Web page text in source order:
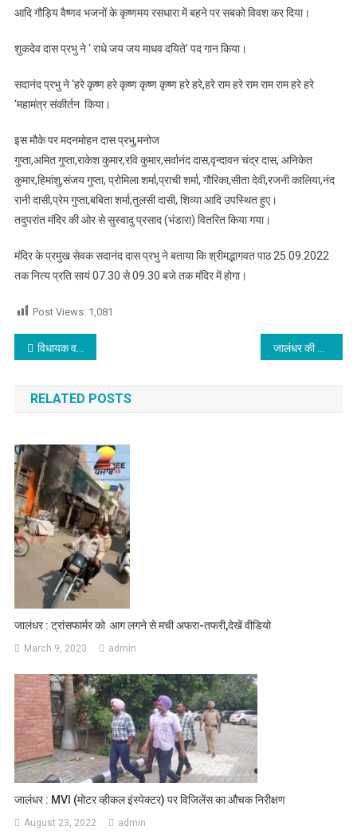
आदि गौड़िय वैष्णव भजनों के कृष्णमय रसधारा में बहने पर सबको विवश कर दिया।
शुकदेव दास प्रभु ने ‘ राधे जय जय माधव दयिते’ पद गान किया।
सदानंद प्रभु ने ‘हरे कृष्ण हरे कृष्ण कृष्ण कृष्ण हरे हरे,हरे राम हरे राम राम राम हरे हरे
‘महामंत्र संकीर्तन किया।
इस मौके पर मदनमोहन दास प्रभु,मनोज
गुप्ता,अमित गुप्ता,राकेश कुमार,रवि कुमार,सर्वानंद दास,वृन्दावन चंद्र दास, अनिकेत
कुमार,हिमांशु,संजय गुप्ता, प्रोमिला शर्मा,प्राची शर्मा, गौरिका,सीता देवी,रजनी कालिया,नंद
रानी दासी,प्रेम गुप्ता,बबिता शर्मा,तुलसी दासी, शिव्या आदि उपस्थित हुए।
तदुपरांत मंदिर की ओर से सुस्वादु प्रसाद (भंडारा) वितरित किया गया।
मंदिर के प्रमुख सेवक सदानंद दास प्रभु ने बताया कि श्रीमद्भागवत पाठ 25.09.2022
तक नित्य प्रति सायं 07.30 से 09.30 बजे तक मंदिर में होगा।
Post Views: 1,081
Post navigation
विधायक व डीसीपी विवाद को लेकर डीसीपी के हक में पुलिस कमिश्नर के पास पहुंचे रिटायर्ड पुलिस मुलाजिम
RELATED POSTS
जालंधर : ट्रांसफार्मर को आग लगने से मची अफरा-तफरी,देखें वीडियो
March 9, 2023 admin
जालंधर : MVI (मोटर व्हीकल इंस्पेक्टर) पर विजिलेंस का औचक निरीक्षण
August 23, 2022 admin